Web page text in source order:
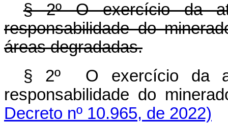
§ 2º O exercício da
responsabilidade do
áreas degradadas.
§ 2º O exercício da
responsabilidade do
Decreto nº 10.965, de 2022)